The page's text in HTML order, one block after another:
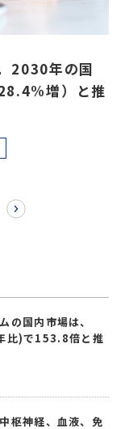
2030年の国
増）と推
の国内市場は、
比)で153.8倍と推
枢神経、血液、免